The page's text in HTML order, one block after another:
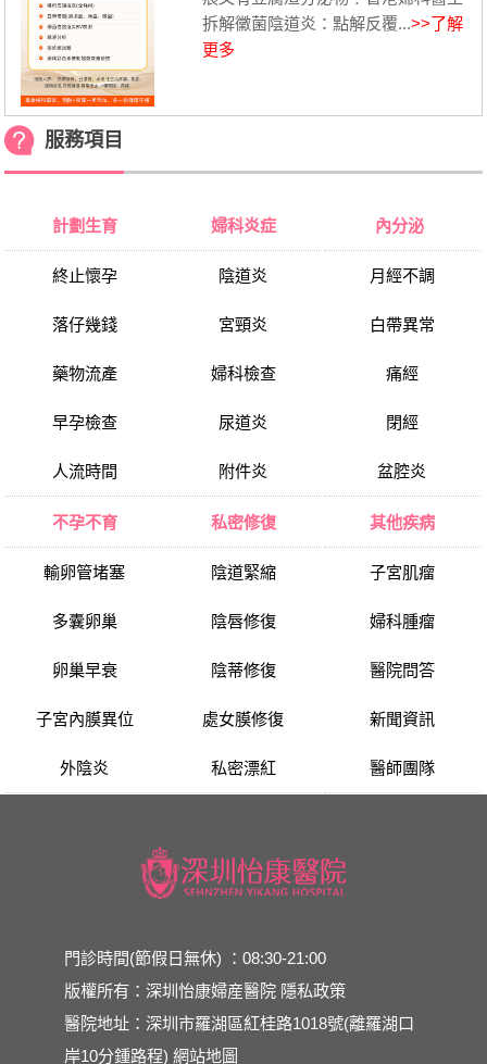
拆解黴菌陰道炎：點解反覆...>>了解
更多
服務項目
計劃生育
終止懷孕
落仔幾錢
藥物流產
早孕檢查
人流時間
婦科炎症
陰道炎
宮頸炎
婦科檢查
尿道炎
附件炎
內分泌
月經不調
白帶異常
痛經
閉經
盆腔炎
不孕不育
輸卵管堵塞
多囊卵巢
卵巢早衰
子宮內膜異位
外陰炎
私密修復
陰道緊縮
陰唇修復
陰蒂修復
處女膜修復
私密漂紅
其他疾病
子宮肌瘤
婦科腫瘤
醫院問答
新聞資訊
醫師團隊
門診時間(節假日無休) ：08:30-21:00
版權所有：深圳怡康婦産醫院 隱私政策
醫院地址：深圳市羅湖區紅桂路1018號(離羅湖口
岸10分鍾路程)網站地圖